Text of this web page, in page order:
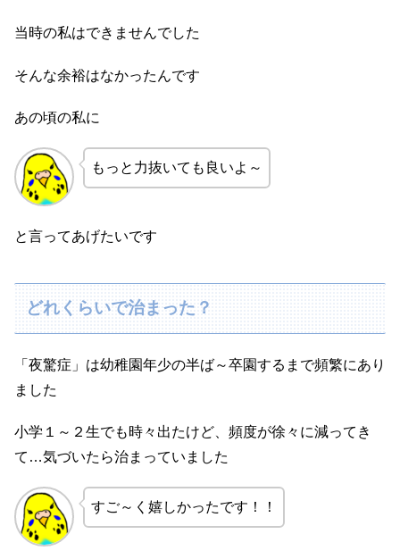
当時の私はできませんでした
そんな余裕はなかったんです
あの頃の私に
もっと力抜いても良いよ～
と言ってあげたいです
どれくらいで治まった？
「夜驚症」は幼稚園年少の半ば～卒園するまで頻繁にあり
ました
小学１～２生でも時々出たけど、頻度が徐々に減ってき
て…気づいたら治まっていました
すご～く嬉しかったです！！